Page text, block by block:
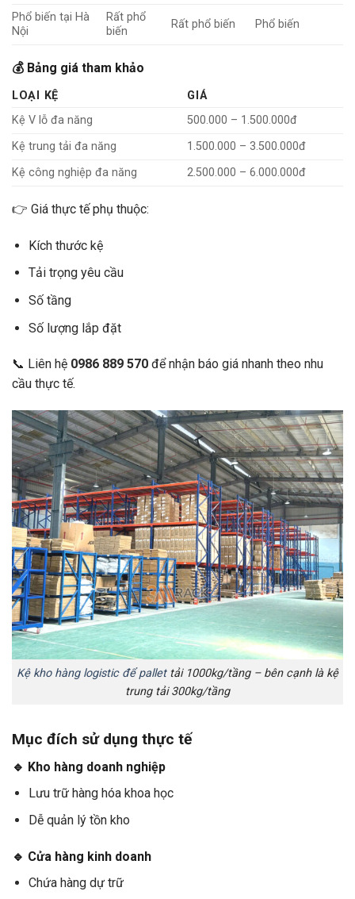
Phổ biến tại Hà
Nội
Rất phổ
biến
Rất phổ biến Phổ biến
💰 Bảng giá tham khảo
LOẠI KỆ
GIÁ
Kệ V lỗ đa năng
500.000 – 1.500.000đ
Kệ trung tải đa năng
1.500.000 – 3.500.000đ
Kệ công nghiệp đa năng
2.500.000 – 6.000.000đ
👉 Giá thực tế phụ thuộc:
Kích thước kệ
Tải trọng yêu cầu
Số tầng
Số lượng lắp đặt
📞 Liên hệ 0986 889 570 để nhận báo giá nhanh theo nhu
cầu thực tế.
Kệ kho hàng logistic để pallettải 1000kg/tầng – bên cạnh là kệ
trung tải 300kg/tầng
Mục đích sử dụng thực tế
🔹 Kho hàng doanh nghiệp
Lưu trữ hàng hóa khoa học
Dễ quản lý tồn kho
🔹 Cửa hàng kinh doanh
Chứa hàng dự trữ